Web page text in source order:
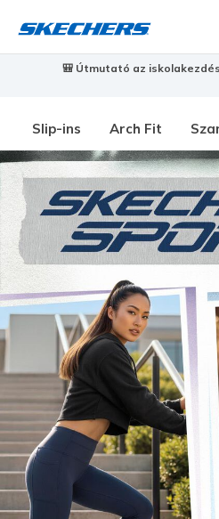
🎒 Útmutató az
Slip-ins Arch Fit